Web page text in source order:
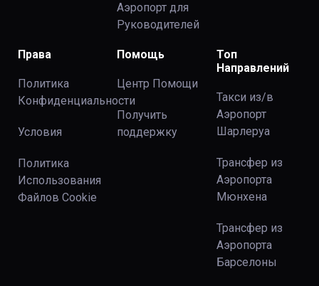
Аэропорт для
Руководителей
Права
Политика
Конфиденциальности
Условия
Политика
Использования
Файлов Сookie
Помощь
Центр Помощи
Получить
поддержку
Топ
Направлений
Такси из/в
Аэропорт
Шарлеруа
Трансфер из
Аэропорта
Мюнхена
Трансфер из
Аэропорта
Барселоны